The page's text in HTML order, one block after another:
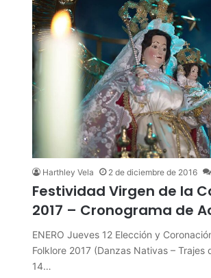
Harthley Vela 2 de diciembre de 2016
Festividad Virgen de la
2017 – Cronograma de
ENERO Jueves 12 Elección y
Folklore 2017 (Danzas Nativas – Trajes
14…